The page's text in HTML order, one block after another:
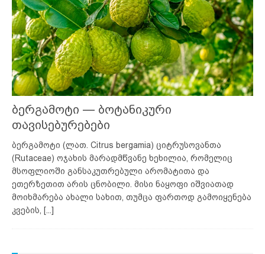
ბერგამოტი — ბოტანიკური
თავისებურებები
ბერგამოტი (ლათ. Citrus bergamia) ციტრუსოვანთა
(Rutaceae) ოჯახის მარადმწვანე ხეხილია, რომელიც
მსოფლიოში განსაკუთრებული არომატითა და
ეთერზეთით არის ცნობილი. მისი ნაყოფი იშვიათად
მოიხმარება ახალი სახით, თუმცა ფართოდ გამოიყენება
კვების,
[...]